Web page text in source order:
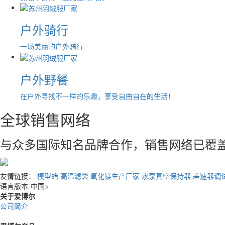
户外骑行
一场美丽的户外骑行
户外野餐
在户外寻找不一样的乐趣，享受自由自在的生活！
全球销售网络
与众多国际知名品牌合作，销售网络已覆
友情链接： 模型蜡 高温滤袋 氧化镁生产厂家 水泵真空保持器 差速器调
语言版本-中国>
关于爱博尔
公司简介